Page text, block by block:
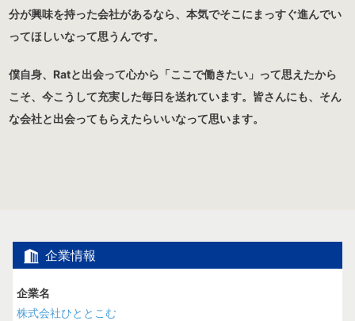
分が興味を持った会社があるなら、本気でそこにまっすぐ進んでい
ってほしいなって思うんです。
僕自身、Ratと出会って心から「ここで働きたい」って思えたから
こそ、今こうして充実した毎日を送れています。皆さんにも、そん
な会社と出会ってもらえたらいいなって思います。
企業情報
企業名
株式会社ひととこむ